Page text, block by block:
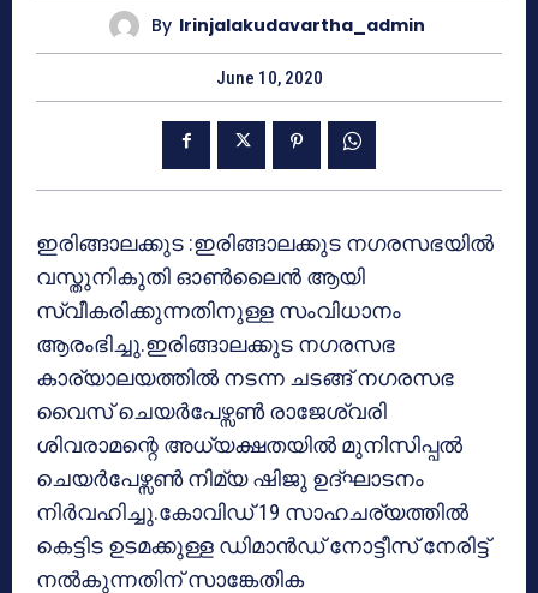
By Irinjalakudavartha_admin
June 10, 2020
ഇരിങ്ങാലക്കുട :ഇരിങ്ങാലക്കുട നഗരസഭയിൽ
വസ്തുനികുതി ഓൺലൈൻ ആയി
സ്വീകരിക്കുന്നതിനുള്ള സംവിധാനം
ആരംഭിച്ചു.ഇരിങ്ങാലക്കുട നഗരസഭ
കാര്യാലയത്തിൽ നടന്ന ചടങ്ങ് നഗരസഭ
വൈസ് ചെയർപേഴ്സൺ രാജേശ്വരി
ശിവരാമന്റെ അധ്യക്ഷതയിൽ മുനിസിപ്പൽ
ചെയർപേഴ്സൺ നിമ്യ ഷിജു ഉദ്‌ഘാടനം
നിർവഹിച്ചു.കോവിഡ് 19 സാഹചര്യത്തിൽ
കെട്ടിട ഉടമക്കുള്ള ഡിമാൻഡ് നോട്ടീസ് നേരിട്ട്
നൽകുന്നതിന് സാങ്കേതിക